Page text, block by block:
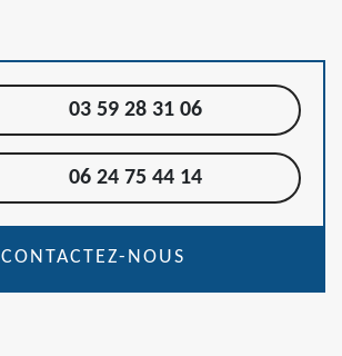
03 59 28 31 06
06 24 75 44 14
CONTACTEZ-NOUS